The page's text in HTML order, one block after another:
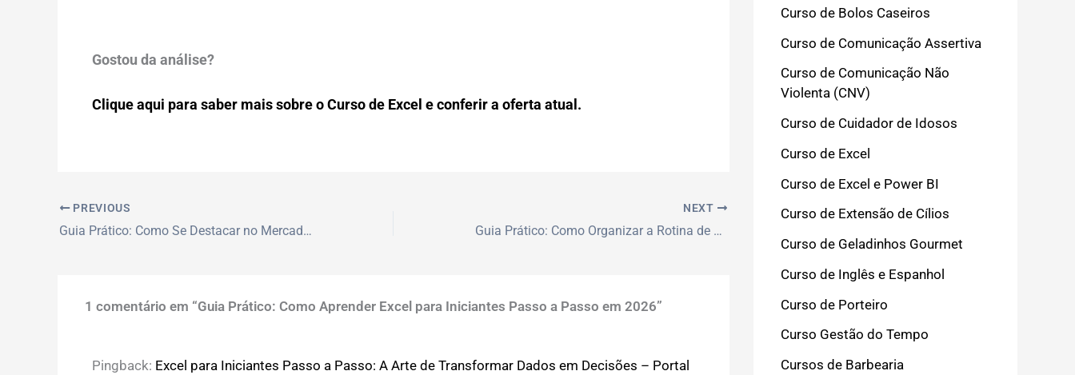
Gostou da análise?
Clique aqui para saber mais sobre o Curso de Excel e conferir a oferta atual.
PREVIOUS
Guia Prático: Como Se Destacar no Mercado de Trabalho para Cuidador de Idosos em 2026
NEXT
Guia Prático: Como Organizar a Rotina de uma Lash Designer em 2026
1 comentário em “Guia Prático: Como Aprender Excel para Iniciantes Passo a Passo em 2026”
Pingback: Excel para Iniciantes Passo a Passo: A Arte de Transformar Dados em Decisões – Portal
Curso de Bolos Caseiros
Curso de Comunicação Assertiva
Curso de Comunicação Não
Violenta (CNV)
Curso de Cuidador de Idosos
Curso de Excel
Curso de Excel e Power BI
Curso de Extensão de Cílios
Curso de Geladinhos Gourmet
Curso de Inglês e Espanhol
Curso de Porteiro
Curso Gestão do Tempo
Cursos de Barbearia